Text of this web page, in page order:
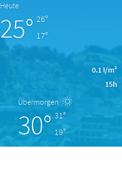
Heute
25° 26°
17°
0.1 l/m²
15h
Übermorgen
30° 31°
19°